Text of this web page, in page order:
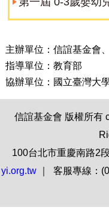
主辦單位：信誼基金會
指導單位：教育部
協辦單位：國立臺灣大
信誼基金會 版權所有
100台北市重慶南路2
yi.org.tw ｜ 客服專線：